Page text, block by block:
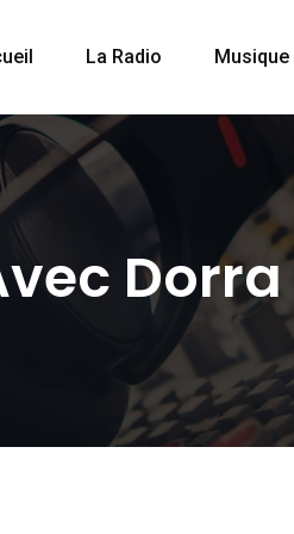
La Radio Musique